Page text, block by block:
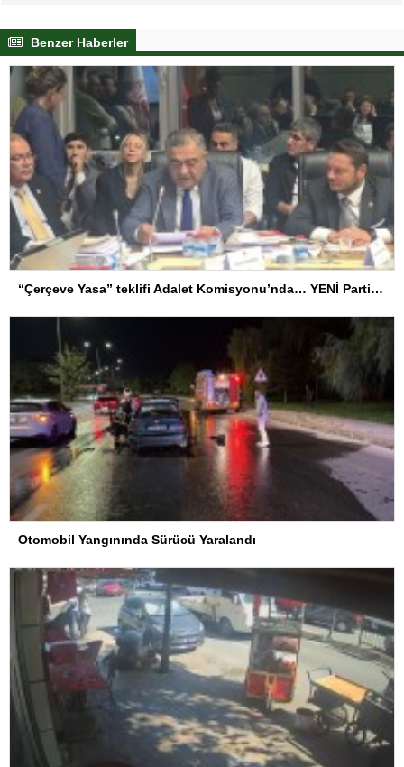
Benzer Haberler
“Çerçeve Yasa” teklifi Adalet Komisyonu’nda… YENİ Partili Tanrıkulu: Bir insana ‘Silahını bırak, ülkene dön, siyasal ve toplumsal hayata katıl’ diyorsanız, o insan kapıdan içeri girdiğinde başına ne geleceğini bilmelidir
Otomobil Yangınında Sürücü Yaralandı